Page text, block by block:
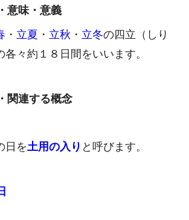
意味・意義
・ 立夏 ・ 立秋 ・ 立冬の四立（しり
各々約１８日間をいいます。
関連する概念
日を土用の入り と呼びます。